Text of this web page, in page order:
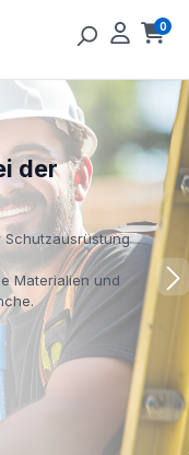
0
der
Schutzausrüstung
Materialien und